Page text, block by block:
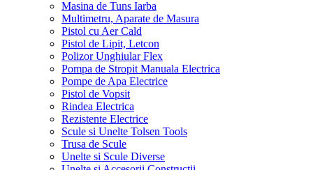
Masina de Tuns Iarba
Multimetru, Aparate de Masura
Pistol cu Aer Cald
Pistol de Lipit, Letcon
Polizor Unghiular Flex
Pompa de Stropit Manuala Electrica
Pompe de Apa Electrice
Pistol de Vopsit
Rindea Electrica
Rezistente Electrice
Scule si Unelte Tolsen Tools
Trusa de Scule
Unelte si Scule Diverse